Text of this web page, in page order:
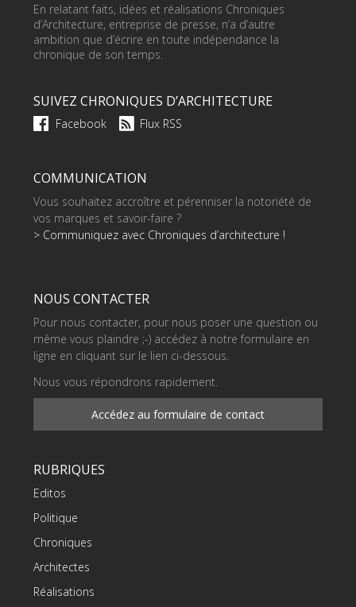
En relatant faits, idées et réalisations Chroniques
d’Architecture, entreprise de presse, n’a d’autre
ambition que d’écrire en toute indépendance la
chronique de son temps.
SUIVEZ CHRONIQUES D’ARCHITECTURE
Facebook Flux RSS
COMMUNICATION
Vous souhaitez accroître et pérenniser la notoriété de
vos marques et savoir-faire ?
> Communiquez avec Chroniques d’architecture !
NOUS CONTACTER
Pour nous contacter, pour nous poser une question ou
même vous plaindre ;-) accédez à notre formulaire en
ligne en cliquant sur le lien ci-dessous.
Nous vous répondrons rapidement.
Accédez au formulaire de contact
RUBRIQUES
Editos
Politique
Chroniques
Architectes
Réalisations